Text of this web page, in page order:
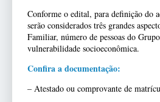
Conforme o edital, para definição do
serão considerados três grandes
Familiar, número de pessoas do
vulnerabilidade socioeconômica.
Confira a documentação:
– Atestado ou comprovante de